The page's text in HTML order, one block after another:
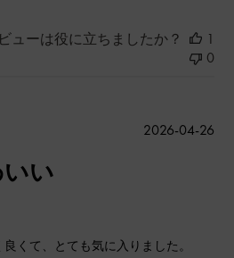
ューは役に立ちましたか？
1
0
い
くて、とても気に入りました。
公
2026-04-26